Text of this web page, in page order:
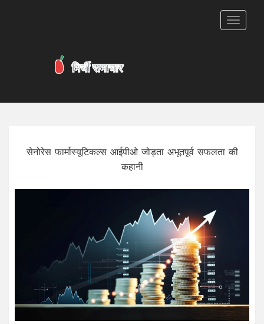
टॉगल
सेनोरेस फार्मास्यूटिकल्स आईपीओ जोड़ता अभूतपूर्व सफलता की
कहानी